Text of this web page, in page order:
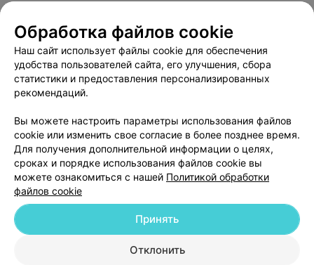
Пользовательское соглашение
Способы оплаты
Вакансии
Партнеры
Написать руководителю 103.by
Обработка персональных данных
© 2026 ООО «Артокс Лаб», УНП 191700409
| 220012, Республика Беларусь,
Обработка файлов cookie
Наш сайт использует файлы cookie для обеспечения
удобства пользователей сайта, его улучшения, сбора
статистики и предоставления персонализированных
рекомендаций.
Вы можете настроить параметры использования файлов
cookie или изменить свое согласие в более позднее время.
Для получения дополнительной информации о целях,
сроках и порядке использования файлов cookie вы
можете ознакомиться с нашей Политикой обработки
файлов cookie
Отклонить
Принять